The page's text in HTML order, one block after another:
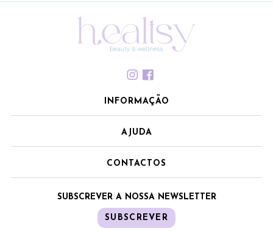
INFORMAÇÃO
AJUDA
CONTACTOS
SUBSCREVER A NOSSA NEWSLETTER
SUBSCREVER